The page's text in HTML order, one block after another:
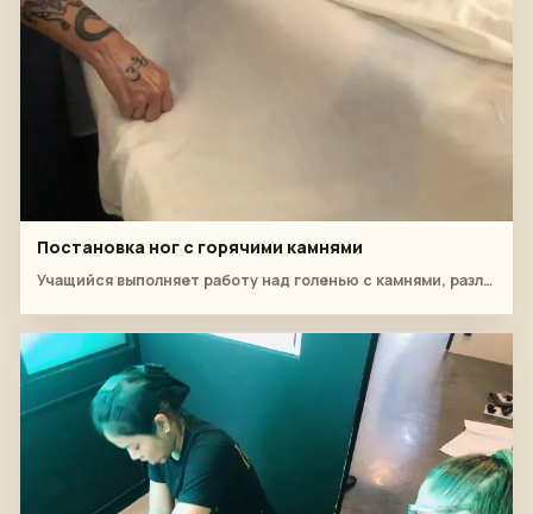
Постановка ног с горячими камнями
Учащийся выполняет работу над голенью с камнями, разложенными на кровати.